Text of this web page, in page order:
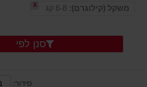
משקל (קילוגרם):
X
סנן לפי
סידור: